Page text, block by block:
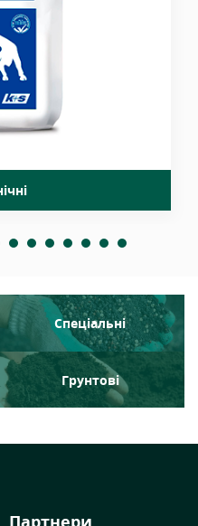
калію
Спеціальні
Грунтові